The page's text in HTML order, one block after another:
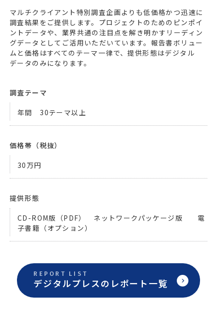
エネルギー 環境・社会・インフラ
建築・住宅 自動車・輸送
その他
マルチクライアント特別調査企画よりも低価格かつ迅速に
調査結果をご提供します。プロジェクトのためのピンポイ
ントデータや、業界共通の注目点を解き明かすリーディン
グデータとしてご活用いただいています。報告書ボリュー
ムと価格はすべてのテーマ一律で、提供形態はデジタル
データのみになります。
調査テーマ
年間 30テーマ以上
価格帯（税抜）
30万円
提供形態
CD-ROM版（PDF） ネットワークパッケージ版 電
子書籍（オプション）
REPORT LIST
デジタルプレスのレポート一覧